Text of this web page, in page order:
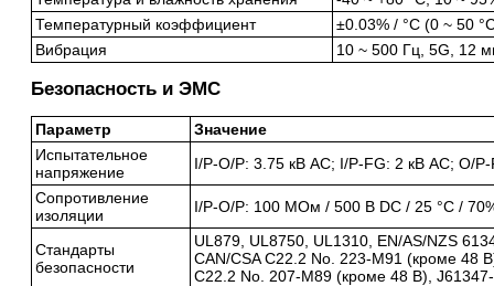
Температурный коэффициент
±0.03% / °C (0 ~ 50
Вибрация
10 ~ 500 Гц, 5G, 12
Безопасность и ЭМС
Параметр
Значение
Испытательное
напряжение
I/P-O/P: 3.75 кВ AC; I/P-FG: 2 кВ AC; O/
Сопротивление
изоляции
I/P-O/P: 100 МОм / 500 В DC / 25 °C /
Стандарты
безопасности
UL879, UL8750, UL1310, EN/AS/NZS
CAN/CSA C22.2 No. 223-M91 (кроме 48
C22.2 No. 207-M89 (кроме 48 В),